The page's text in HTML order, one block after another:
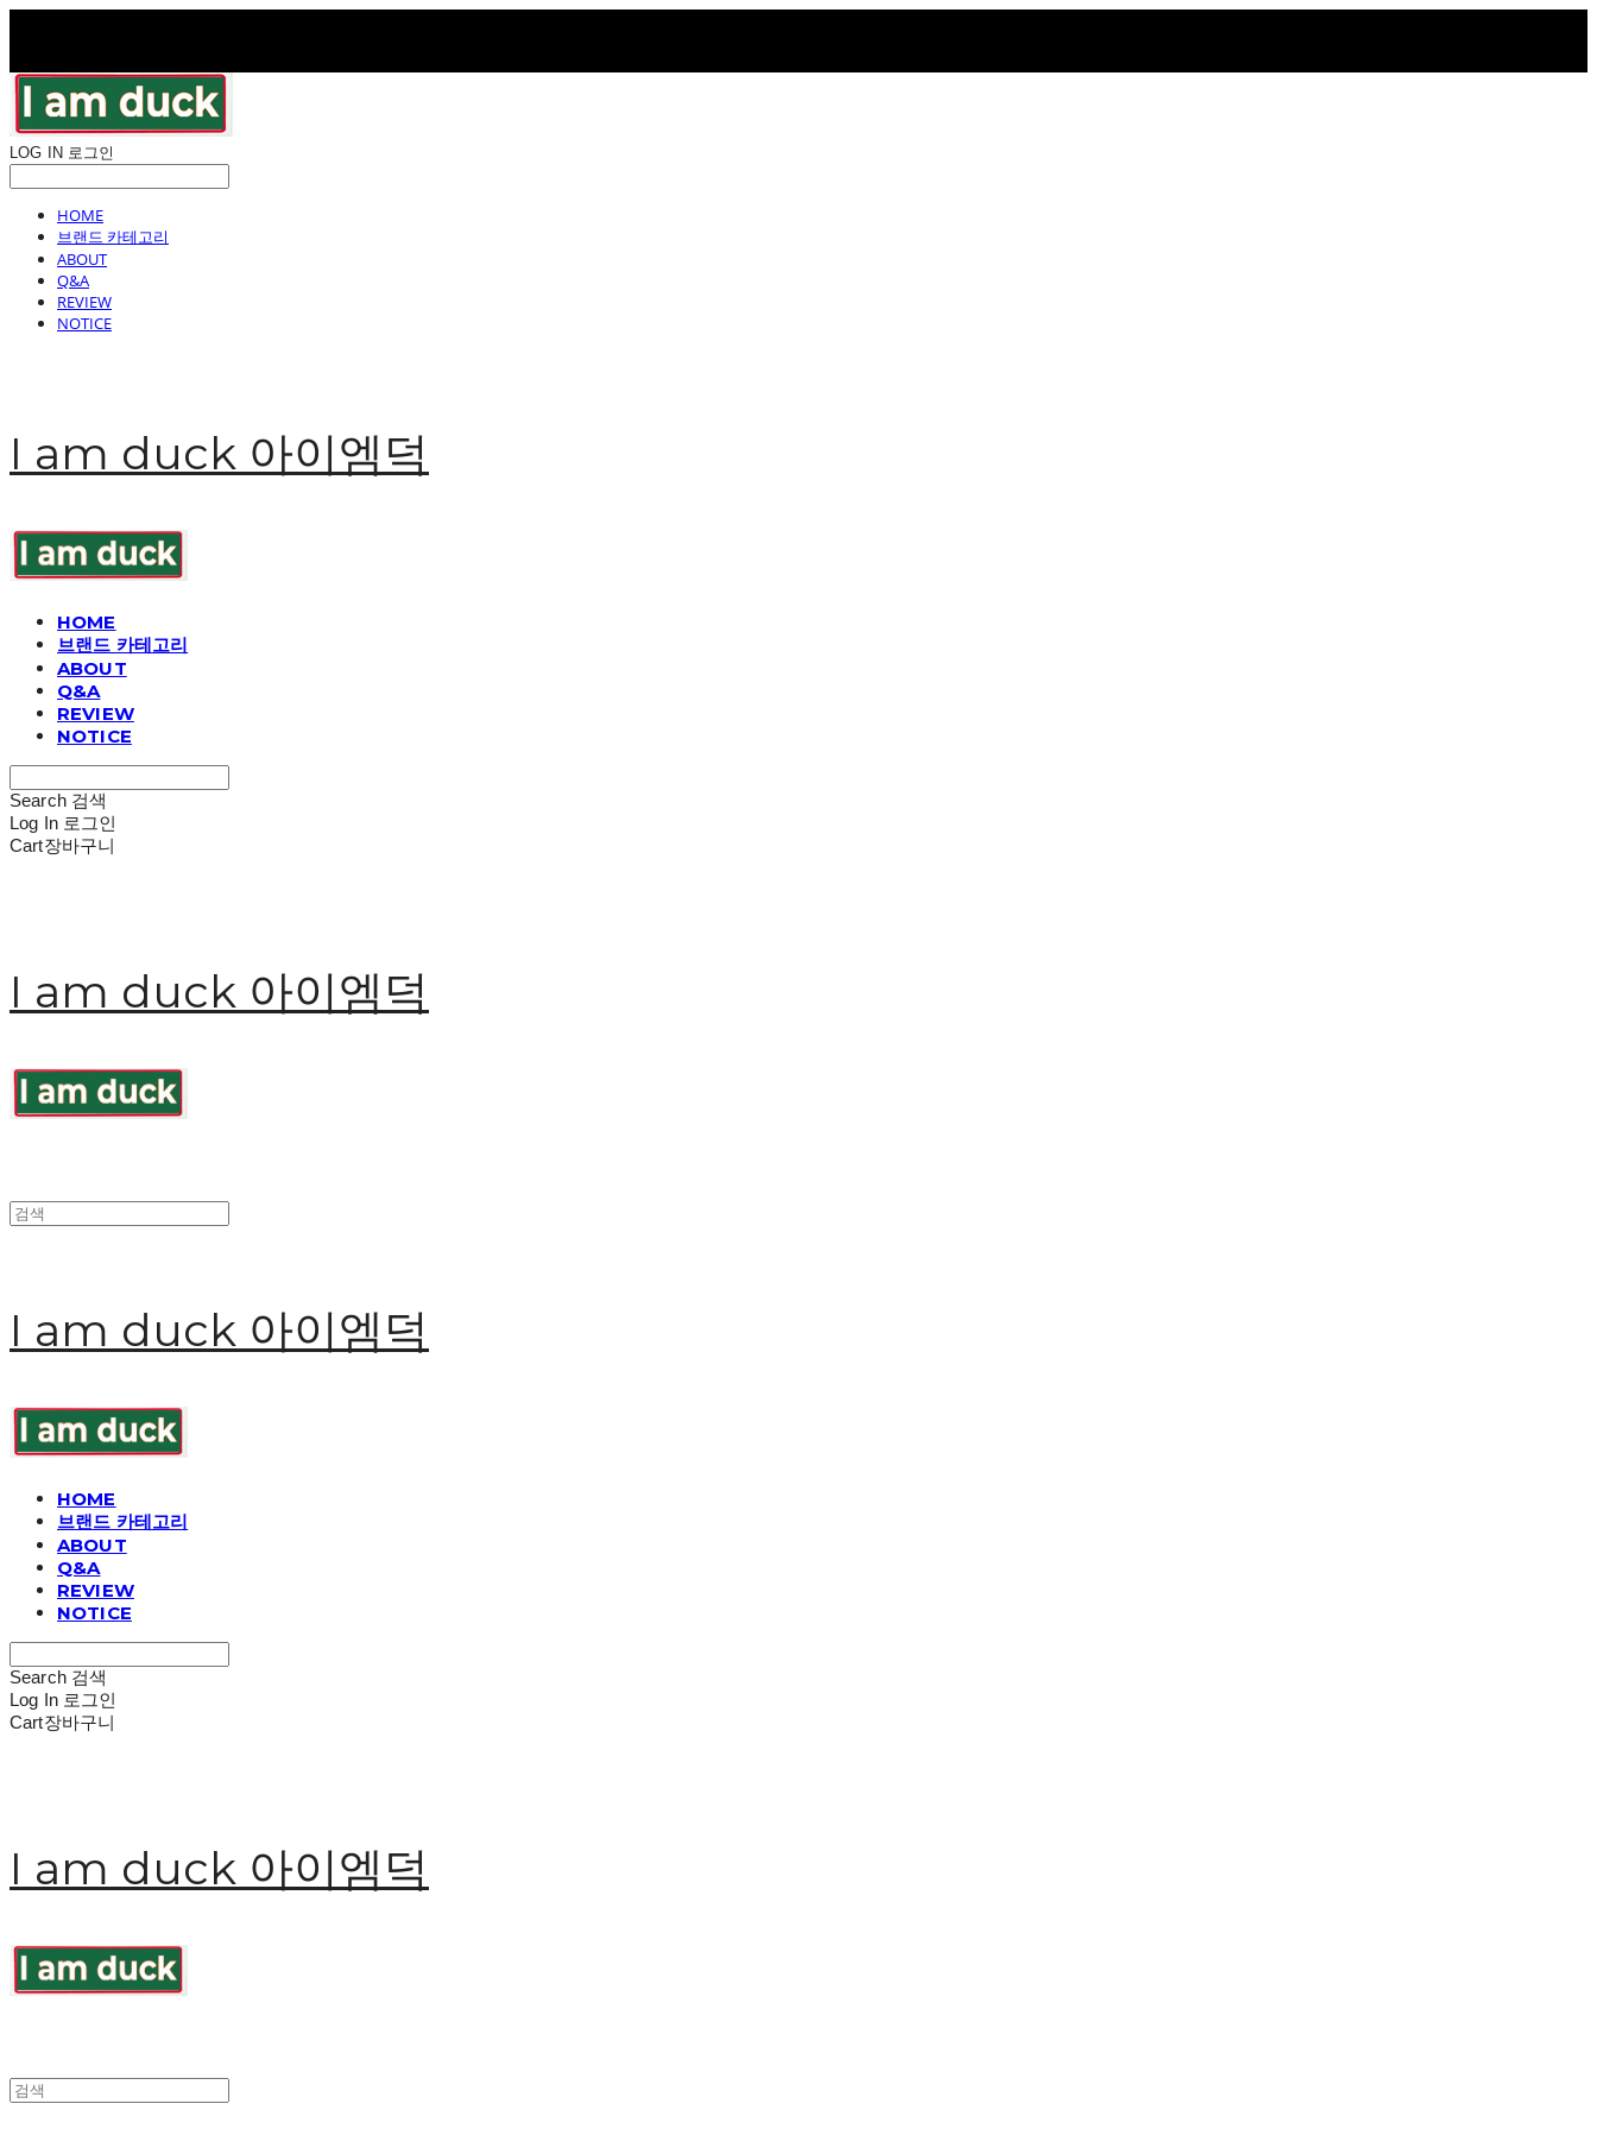
LOG IN 로그인
HOME
브랜드 카테고리
ABOUT
Q&A
REVIEW
NOTICE
I am duck 아이엠덕
HOME
브랜드 카테고리
ABOUT
Q&A
REVIEW
NOTICE
Search 검색
Log In 로그인
Cart장바구니
I am duck 아이엠덕
I am duck 아이엠덕
HOME
브랜드 카테고리
ABOUT
Q&A
REVIEW
NOTICE
Search 검색
Log In 로그인
Cart장바구니
I am duck 아이엠덕